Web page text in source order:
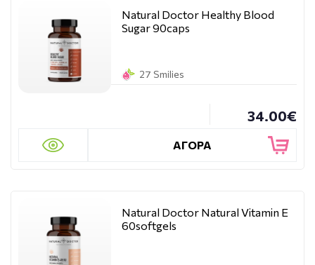
Natural Doctor Healthy Blood
Sugar 90caps
27 Smilies
34.00€
ΑΓΟΡΑ
Natural Doctor Natural Vitamin E
60softgels